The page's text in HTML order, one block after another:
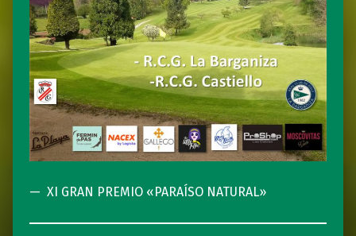
XI GRAN PREMIO «PARAÍSO NATURAL»